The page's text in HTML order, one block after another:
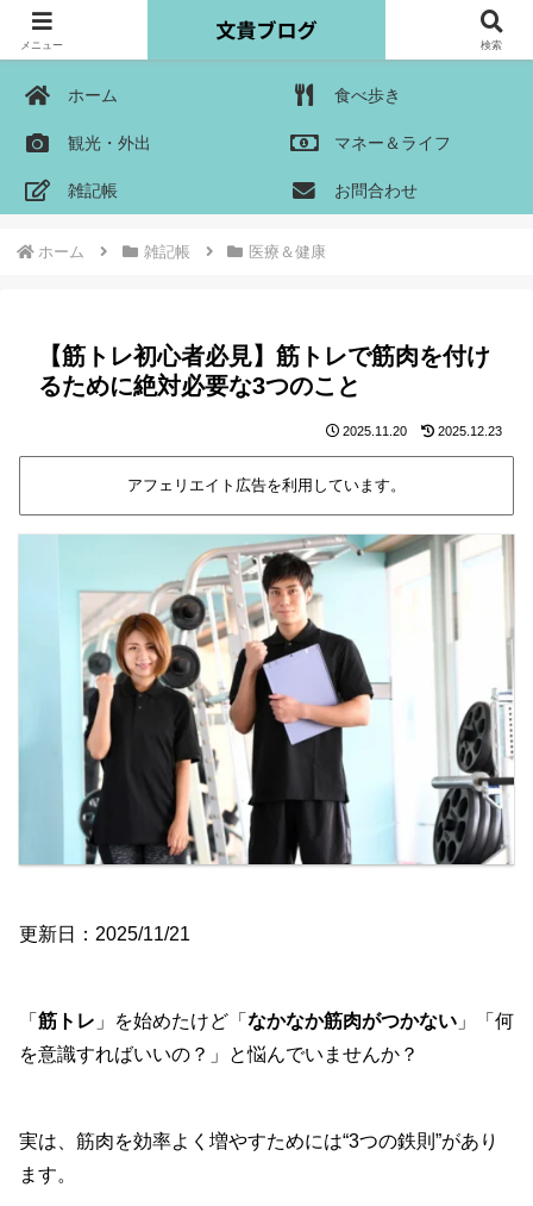
ホーム 食べ歩き
観光・外出 マネー＆ライフ
雑記帳 お問合わせ
ホーム 雑記帳 医療＆健康
【筋トレ初心者必見】筋トレで筋肉を付け
るために絶対必要な3つのこと
2025.11.20 2025.12.23
アフェリエイト広告を利用しています。
更新日：2025/11/21
「 筋トレ 」を始めたけど「 なかなか筋肉がつかない 」「何
を意識すればいいの？」と悩んでいませんか？
実は、筋肉を効率よく増やすためには“3つの鉄則”があり
ます。
メニュー 検索